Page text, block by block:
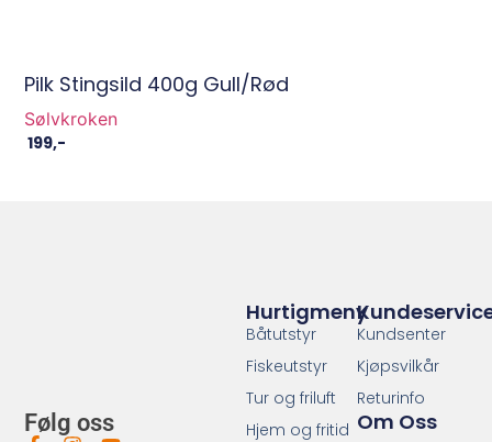
Pilk Stingsild 400g Gull/Rød
Sølvkroken
199,-
Følg oss
Kundsenter
Kjøpsvilkår
Returinfo
Om Oss
Hurtigmeny
Båtutstyr
Fiskeutstyr
Tur og friluft
Hjem og fritid